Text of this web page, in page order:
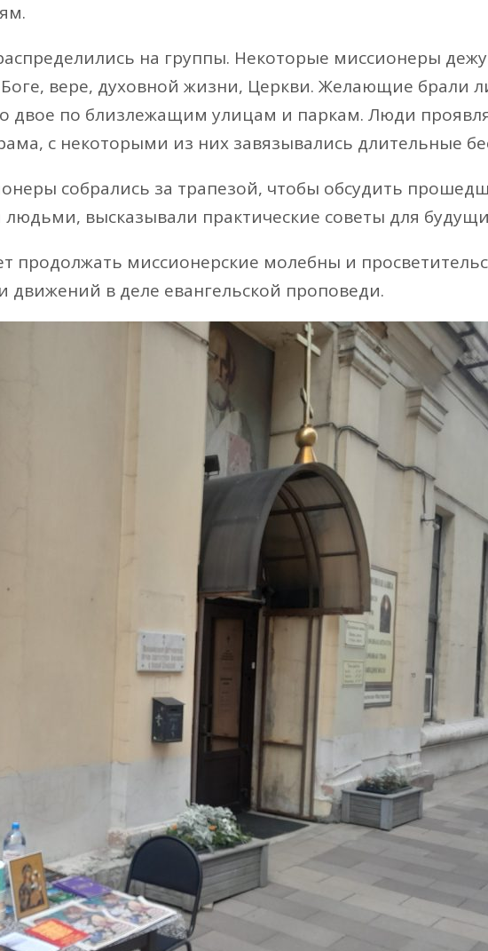
на группы. Некоторые миссионеры
вере, духовной жизни, Церкви. Желающие брали
двое по близлежащим улицам и паркам. Люди
с некоторыми из них завязывались длительные
собрались за трапезой, чтобы обсудить
высказывали практические советы для
продолжать миссионерские молебны и
движений в деле евангельской проповеди.